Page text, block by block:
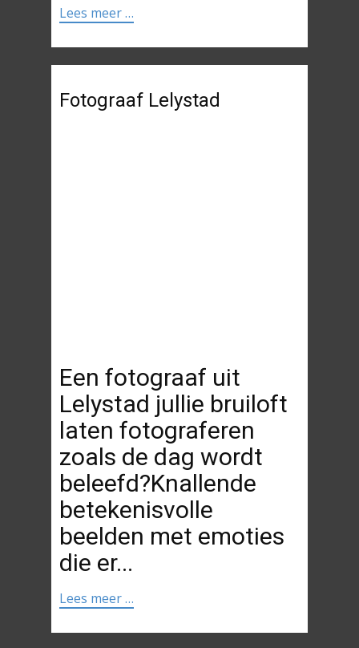
Lees meer …
Fotograaf Lelystad
Een fotograaf uit
Lelystad jullie bruiloft
laten fotograferen
zoals de dag wordt
beleefd?Knallende
betekenisvolle
beelden met emoties
die er...
Lees meer …